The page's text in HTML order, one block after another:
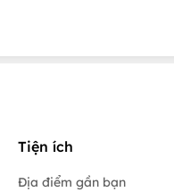
Tiện ích
Địa điểm gần bạn